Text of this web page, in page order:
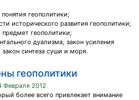
геополитики;
исторического развития геополитики;
предмет геополитики;
дуализма, закон усиления
синтеза суши и моря.
геополитики
Февраля 2012
более всего привлекает внимание